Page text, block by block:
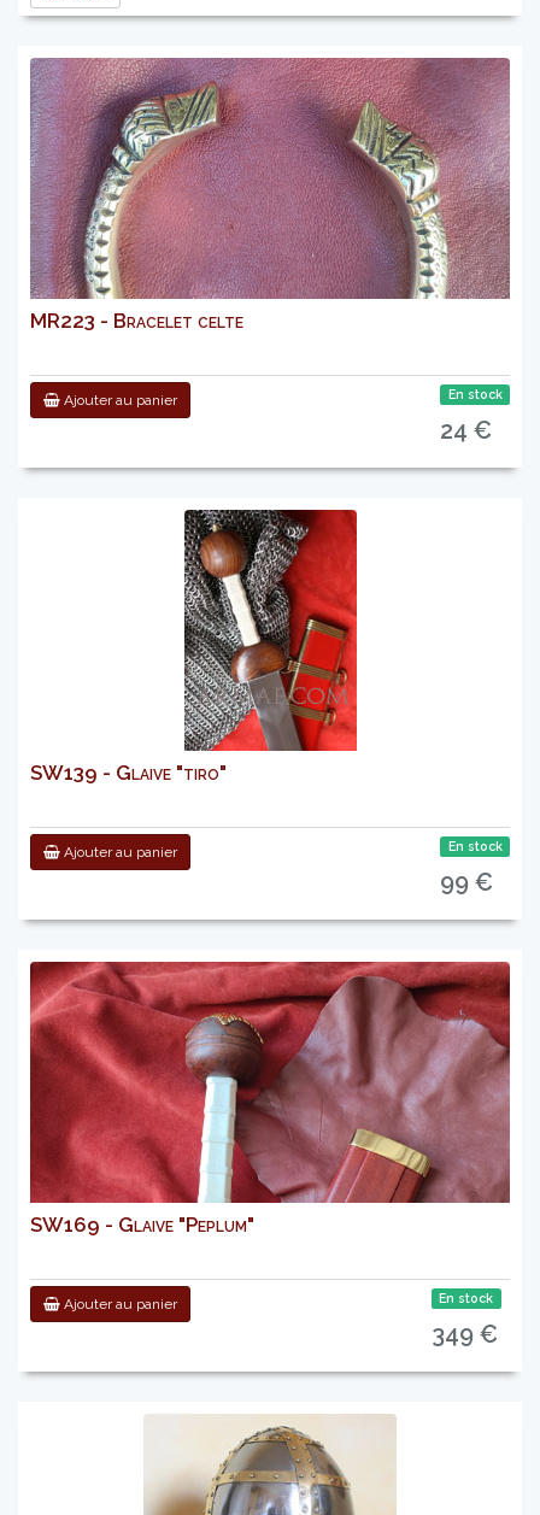
MR223 - Bracelet celte
Ajouter au panier En stock
24 €
SW139 - Glaive "tiro"
Ajouter au panier En stock
99 €
SW169 - Glaive "Peplum"
Ajouter au panier En stock
349 €